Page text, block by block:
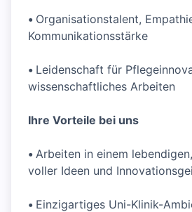
• Organisationstalent,
Kommunikationsstärke
• Leidenschaft für
wissenschaftliches Arbeiten
Ihre Vorteile bei uns
• Arbeiten in einem
voller Ideen und
• Einzigartiges Uni-Klinik-